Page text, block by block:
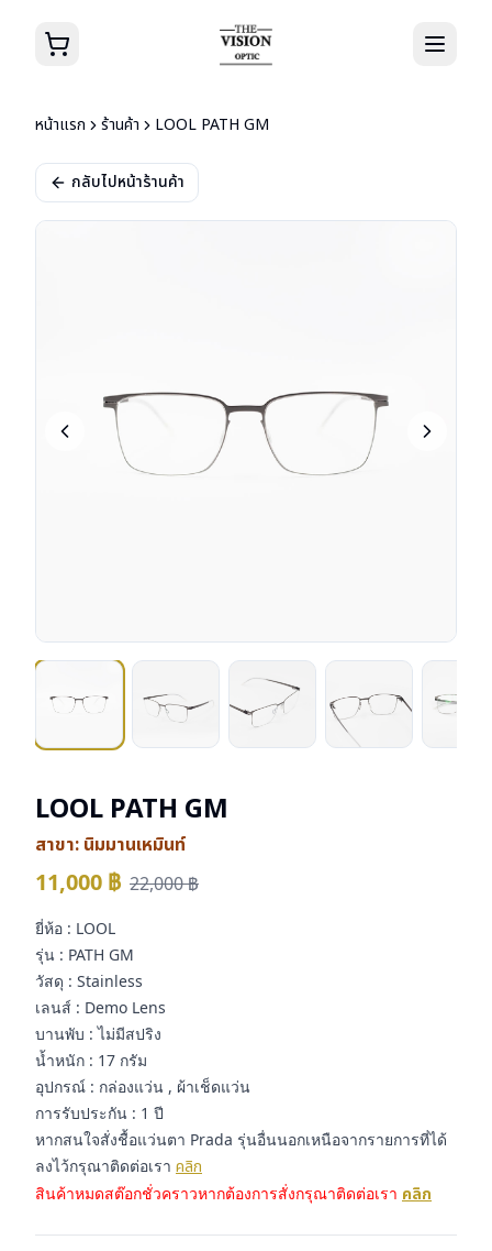
หน้าแรก ร้านค้า LOOL PATH GM
กลับไปหน้าร้านค้า
LOOL PATH GM
สาขา: นิมมานเหมินท์
11,000 ฿ 22,000฿
ยี่ห้อ : LOOL
รุ่น : PATH GM
วัสดุ : Stainless
เลนส์ : Demo Lens
บานพับ : ไม่มีสปริง
น้ำหนัก : 17 กรัม
อุปกรณ์ : กล่องแว่น , ผ้าเช็ดแว่น
การรับประกัน : 1 ปี
หากสนใจสั่งชื้อแว่นตา Prada รุ่นอื่นนอกเหนือจากรายการที่ได้
ลงไว้กรุณาติดต่อเรา คลิก
สินค้าหมดสต๊อกชั่วคราวหากต้องการสั่งกรุณาติดต่อเรา คลิก